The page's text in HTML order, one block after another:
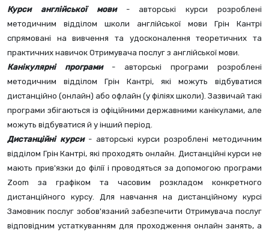
Курси англійської мови - авторські курси розроблені
методичним відділом школи англійської мови Грін Кантрі
спрямовані на вивчення та удосконалення теоретичних та
практичних навичок Отримувача послуг з англійської мови.
Канікулярні програми - авторські програми розроблені
методичним відділом Грін Кантрі, які можуть відбуватися
дистанційно (онлайн) або офлайн (у філіях школи). Зазвичай такі
програми збігаються із офіційними державними канікулами, але
можуть відбуватися й у інший період.
Дистанційні курси - авторські курси розроблені методичним
відділом Грін Кантрі, які проходять онлайн. Дистанційні курси не
мають прив'язки до філії і проводяться за допомогою програми
Zoom за графіком та часовим розкладом конкретного
дистанційного курсу. Для навчання на дистанційному курсі
Замовник послуг зобов'язаний забезпечити Отримувача послуг
відповідним устаткуванням для проходження онлайн занять, а